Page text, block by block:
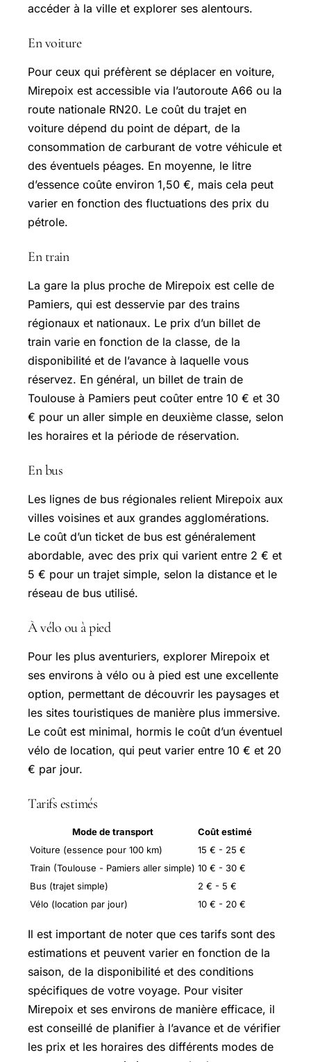
accéder à la ville et explorer ses alentours.
En voiture
Pour ceux qui préfèrent se déplacer en voiture,
Mirepoix est accessible via l’autoroute A66 ou la
route nationale RN20. Le coût du trajet en
voiture dépend du point de départ, de la
consommation de carburant de votre véhicule et
des éventuels péages. En moyenne, le litre
d’essence coûte environ 1,50 €, mais cela peut
varier en fonction des fluctuations des prix du
pétrole.
En train
La gare la plus proche de Mirepoix est celle de
Pamiers, qui est desservie par des trains
régionaux et nationaux. Le prix d’un billet de
train varie en fonction de la classe, de la
disponibilité et de l’avance à laquelle vous
réservez. En général, un billet de train de
Toulouse à Pamiers peut coûter entre 10 € et 30
€ pour un aller simple en deuxième classe, selon
les horaires et la période de réservation.
En bus
Les lignes de bus régionales relient Mirepoix aux
villes voisines et aux grandes agglomérations.
Le coût d’un ticket de bus est généralement
abordable, avec des prix qui varient entre 2 € et
5 € pour un trajet simple, selon la distance et le
réseau de bus utilisé.
À vélo ou à pied
Pour les plus aventuriers, explorer Mirepoix et
ses environs à vélo ou à pied est une excellente
option, permettant de découvrir les paysages et
les sites touristiques de manière plus immersive.
Le coût est minimal, hormis le coût d’un éventuel
vélo de location, qui peut varier entre 10 € et 20
€ par jour.
Tarifs estimés
Mode de transport
Coût estimé
Voiture (essence pour 100 km)
15 € - 25 €
Train (Toulouse - Pamiers aller simple) 10 € - 30 €
Bus (trajet simple)
2 € - 5 €
Vélo (location par jour)
10 € - 20 €
Il est important de noter que ces tarifs sont des
estimations et peuvent varier en fonction de la
saison, de la disponibilité et des conditions
spécifiques de votre voyage. Pour visiter
Mirepoix et ses environs de manière efficace, il
est conseillé de planifier à l’avance et de vérifier
les prix et les horaires des différents modes de